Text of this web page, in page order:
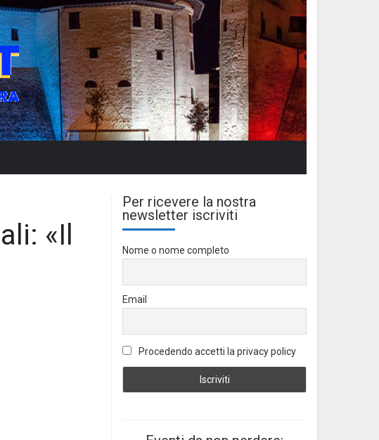
«Il
Per ricevere la nostra
newsletter iscriviti
Nome o nome completo
Email
Procedendo accetti la privacy policy